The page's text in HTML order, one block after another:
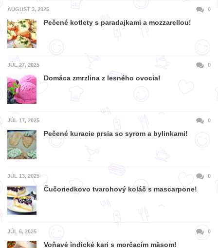
AUGUST 3, 2025 0
Pečené kotlety s paradajkami a mozzarellou!
JÚL 27, 2025 0
Domáca zmrzlina z lesného ovocia!
JÚL 17, 2025 0
Pečené kuracie prsia so syrom a bylinkami!
JÚL 13, 2025 0
Čučoriedkovo tvarohový koláč s mascarpone!
JÚL 6, 2025 0
Voňavé indické kari s morčacím mäsom!